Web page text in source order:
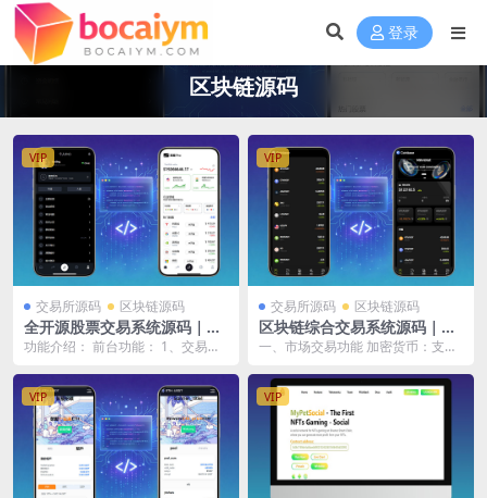
登录
区块链源码
VIP
交易所源码 区块链源码
全开源股票交易系统源码｜A
股、港股、美股、韩股、印股
交易平台
功能介绍： 前台功能： 1、交易模
出交割周期） ...
VIP
交易所源码 区块链源码
区块链综合交易系统源码｜数
字货币＋股票＋ETF＋外汇撮
版
一、市场交易功能 加密货币：支持
等多种主...
VIP VIP